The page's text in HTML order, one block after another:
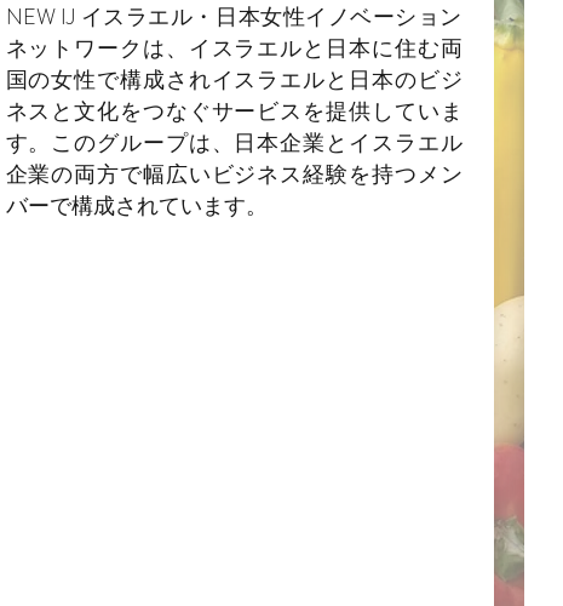
NEW IJ イスラエル・日本女性イノベーション
ネットワークは、イスラエルと日本に住む両
国の女性で構成されイスラエルと日本のビジ
ネスと文化をつなぐサービスを提供していま
す。このグループは、日本企業とイスラエル
企業の両方で幅広いビジネス経験を持つメン
バーで構成されています。